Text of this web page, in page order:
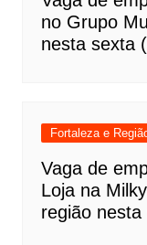
no Grupo
nesta sexta
Fortaleza e
Vaga de
Loja na
região